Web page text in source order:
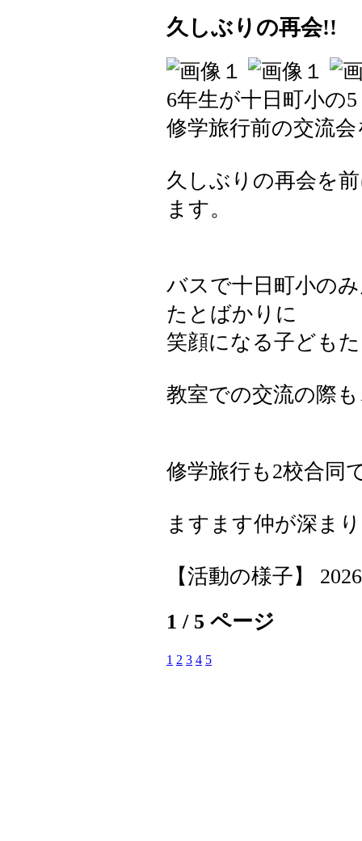
久しぶりの再会!!
6年生が十日町小の
修学旅行前の交流
久しぶりの再会を
ます。
バスで十日町小の
たとばかりに
笑顔になる子ども
教室での交流の際
修学旅行も2校合同
ますます仲が深ま
【活動の様子】
1 / 5 ページ
1 2 3 4 5